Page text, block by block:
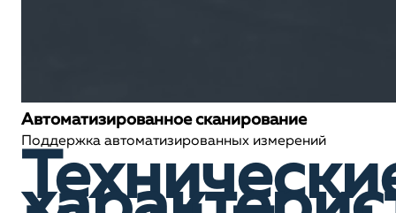
Автоматизированное сканирование
Поддержка автоматизированных измерений